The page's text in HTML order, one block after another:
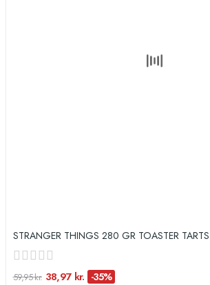
STRANGER THINGS 280 GR TOASTER
59,95 kr. 38,97 kr. -35%